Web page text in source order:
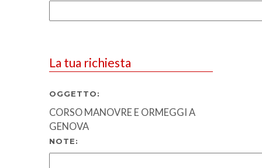
La tua richiesta
OGGETTO:
CORSO MANOVRE E ORMEGGI A
GENOVA
NOTE: